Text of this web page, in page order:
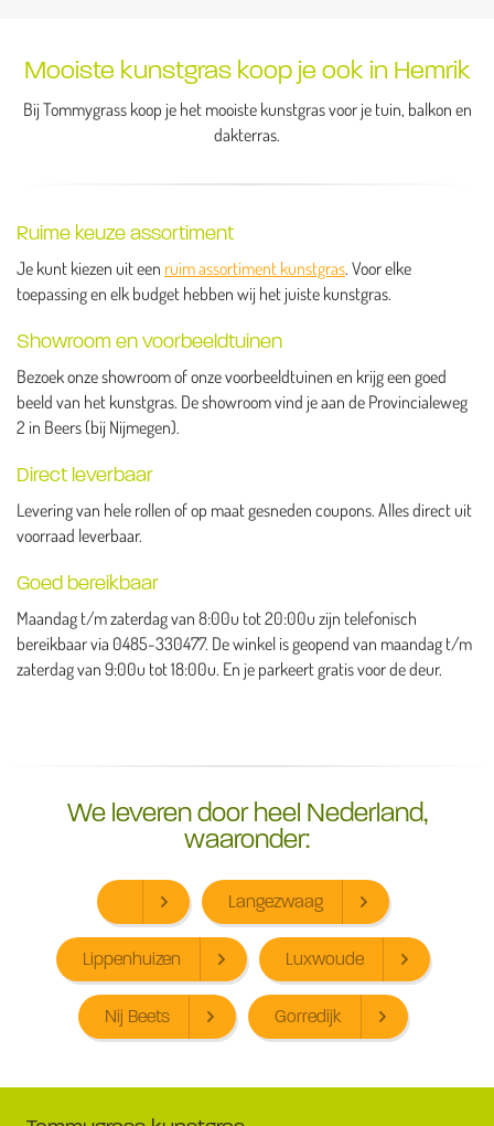
Mooiste kunstgras koop je ook in Hemrik
Bij Tommygrass koop je het mooiste kunstgras voor je tuin, balkon en
dakterras.
Ruime keuze assortiment
Je kunt kiezen uit een ruim assortiment kunstgras. Voor elke
toepassing en elk budget hebben wij het juiste kunstgras.
Showroom en voorbeeldtuinen
Bezoek onze showroom of onze voorbeeldtuinen en krijg een goed
beeld van het kunstgras. De showroom vind je aan de Provincialeweg
2 in Beers (bij Nijmegen).
Direct leverbaar
Levering van hele rollen of op maat gesneden coupons. Alles direct uit
voorraad leverbaar.
Goed bereikbaar
Maandag t/m zaterdag van 8:00u tot 20:00u zijn telefonisch
bereikbaar via 0485-330477. De winkel is geopend van maandag t/m
zaterdag van 9:00u tot 18:00u. En je parkeert gratis voor de deur.
We leveren door heel Nederland,
waaronder:
Langezwaag
Lippenhuizen Luxwoude
Nij Beets Gorredijk